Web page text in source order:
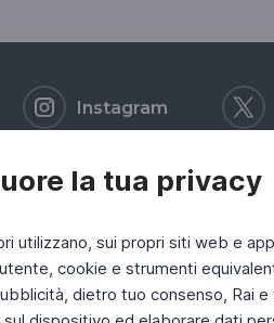
la tua privacy
utilizzano, sui propri siti web e
cookie e strumenti
dietro tuo consenso, Rai
Instagram